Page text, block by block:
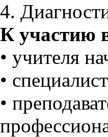
4.
К участию
• учителя
•
•